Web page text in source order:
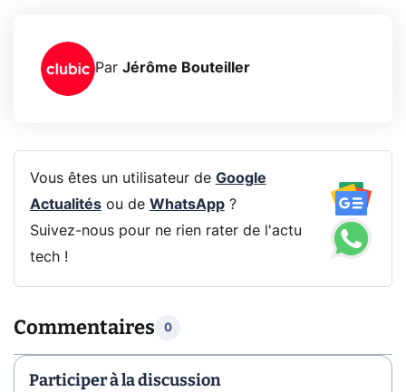
Par Jérôme Bouteiller
Vous êtes un utilisateur de Google
Actualitésou de WhatsApp?
Suivez-nous pour ne rien rater de l'actu
tech !
Commentaires 0
Participer à la discussion